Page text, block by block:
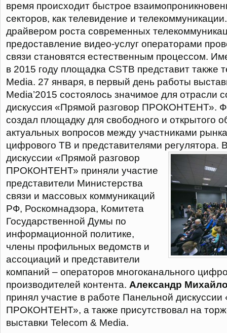
время происходит быстрое
секторов, как телевидение и
драйвером роста современных
предоставление видео-услуг операторами
связи становятся естественным процессом.
в 2015 году площадка CSTB представит также
Media. 27 января, в первый день работы
Media’2015 состоялось значимое для отрасли
дискуссия «Прямой разговор ПРОКОНТЕНТ».
создал площадку для свободного и открытого
актуальных вопросов между участниками
цифрового ТВ и представителями регулятора.
дискуссии «Прямой разговор
ПРОКОНТЕНТ» приняли участие
представители Министерства
связи и массовых коммуникаций
РФ, Роскомнадзора, Комитета
Государственной Думы по
информационной политике,
члены профильных ведомств и
ассоциаций и представители
компаний – операторов многоканального
производителей контента. Александр
принял участие в работе Панельной
ПРОКОНТЕНТ», а также присутствовал на
выставки Telecom & Media.